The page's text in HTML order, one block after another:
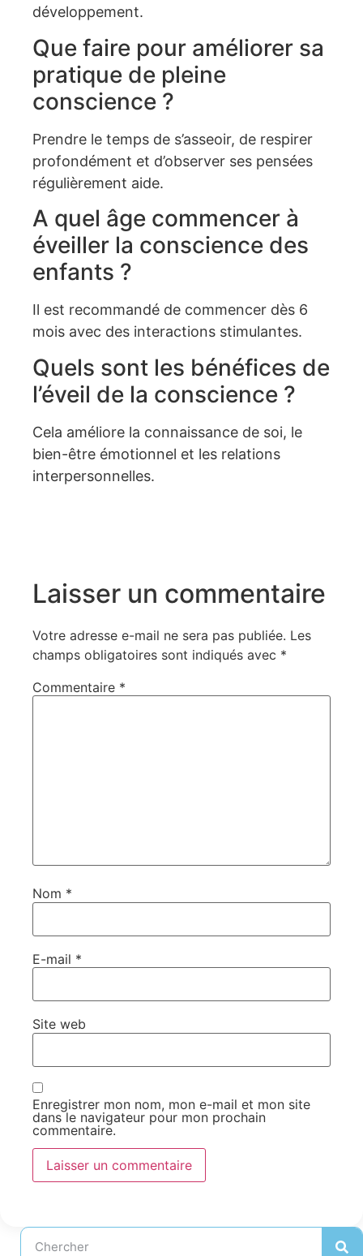
développement.
Que faire pour améliorer sa
pratique de pleine
conscience ?
Prendre le temps de s’asseoir, de respirer
profondément et d’observer ses pensées
régulièrement aide.
A quel âge commencer à
éveiller la conscience des
enfants ?
Il est recommandé de commencer dès 6
mois avec des interactions stimulantes.
Quels sont les bénéfices de
l’éveil de la conscience ?
Cela améliore la connaissance de soi, le
bien-être émotionnel et les relations
interpersonnelles.
Laisser un commentaire
Votre adresse e-mail ne sera pas publiée. Les
champs obligatoires sont indiqués avec *
Commentaire *
Nom *
E-mail *
Site web
Enregistrer mon nom, mon e-mail et mon site
dans le navigateur pour mon prochain
commentaire.